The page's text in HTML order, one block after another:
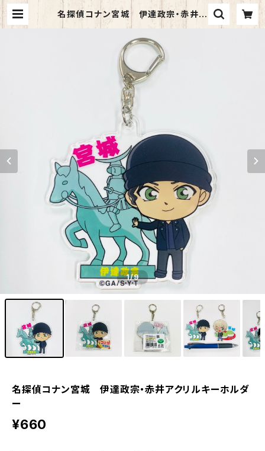
名探偵コナン宮城 伊達政宗・赤井ア
クリルキーホルダー | TORCH-Onli
1/9
名探偵コナン宮城 伊達政宗・赤井アクリルキーホルダ
ー
¥660